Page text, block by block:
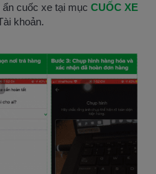
cuốc xe tại mục CUỐC XE
khoản.